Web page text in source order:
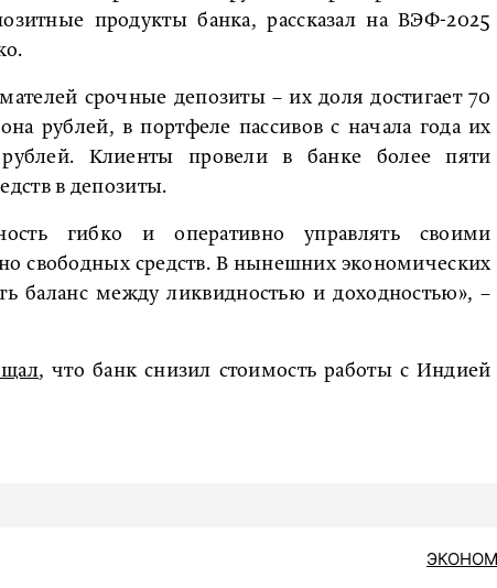
продукты банка, рассказал на ВЭФ-2025
срочные депозиты – их доля достигает 70
рублей, в портфеле пассивов с начала года их
Клиенты провели в банке более пяти
в депозиты.
гибко и оперативно управлять своими
свободных средств. В нынешних экономических
баланс между ликвидностью и доходностью», –
, что банк снизил стоимость работы с Индией